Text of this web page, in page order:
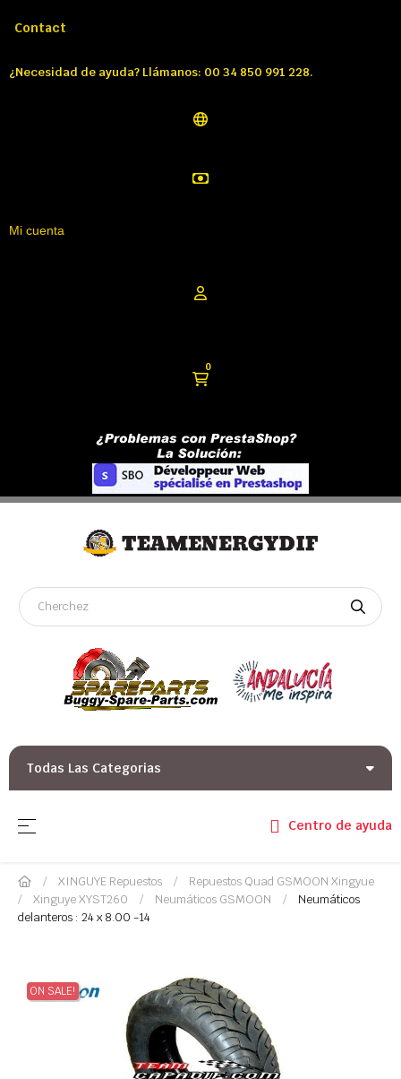
Contact
¿Necesidad de ayuda? Llámanos: 00 34 850 991 228.
Mi cuenta
0
Todas Las Categorias
Navegación de palanca
☰ Centro de ayuda
XINGUYE Repuestos
Repuestos Quad GSMOON Xingyue
Xinguye XYST260
Neumáticos GSMOON
Neumáticos
delanteros : 24 x 8.00 -14
ON SALE!